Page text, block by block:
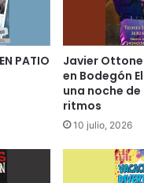
PATIO
Javier
en Bodegón
una noche
ritmos
10 julio, 2026